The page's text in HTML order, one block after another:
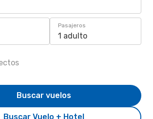
Pasajeros
1 adulto
Buscar Vuelo + Hotel
Buscar vuelos